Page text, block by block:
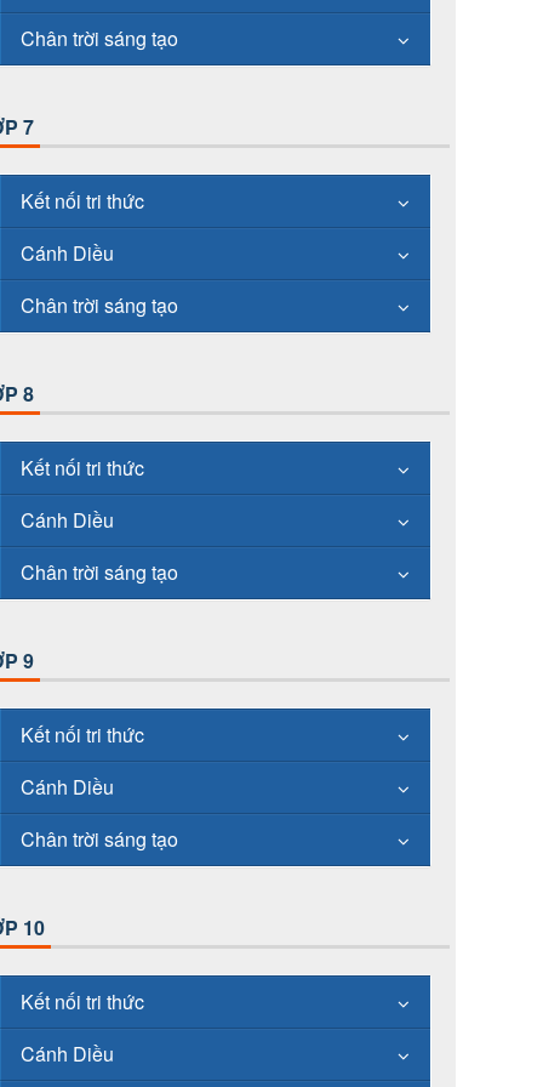
Chân trời sáng tạo
7
Kết nối tri thức
Cánh Diều
Chân trời sáng tạo
8
Kết nối tri thức
Cánh Diều
Chân trời sáng tạo
9
Kết nối tri thức
Cánh Diều
Chân trời sáng tạo
10
Kết nối tri thức
Cánh Diều